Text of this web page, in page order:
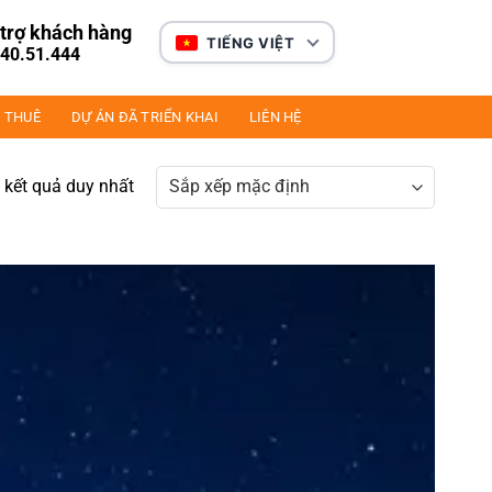
khách hàng TIẾNG VIỆT
THUÊ DỰ ÁN ĐÃ TRIỂN KHAI LIÊN HỆ
quả duy nhất